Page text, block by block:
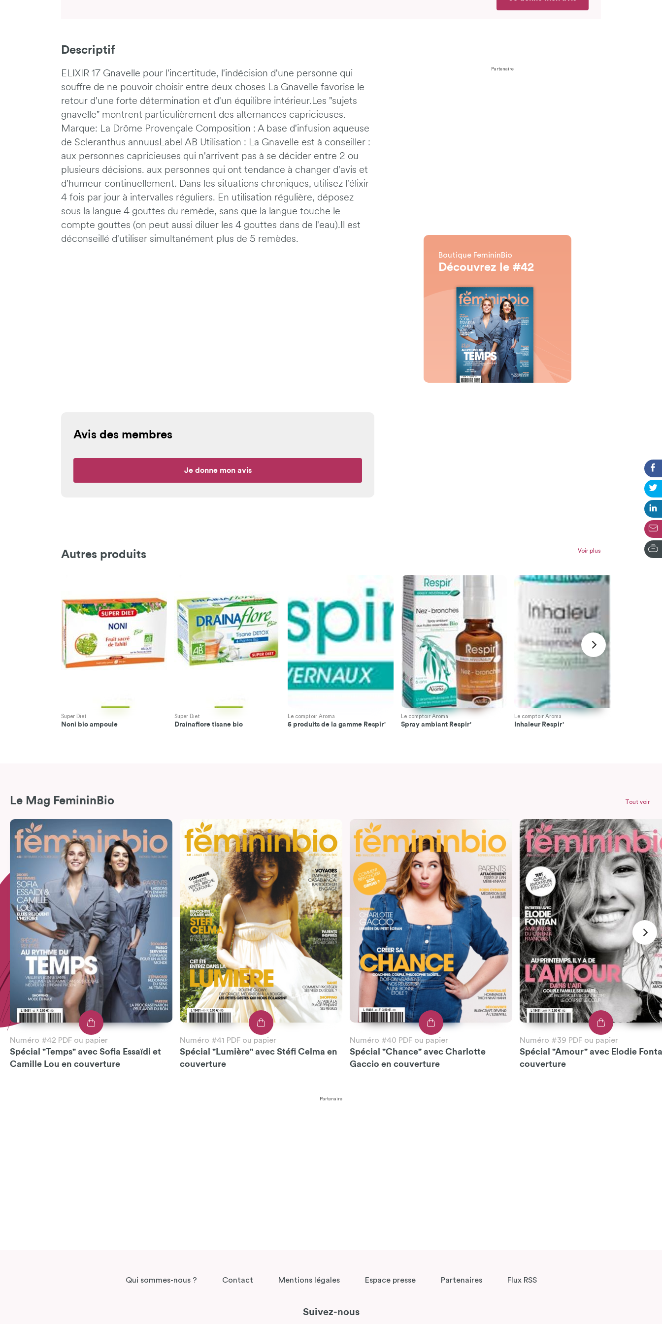
Partenaire
Boutique FemininBio
Découvrez le #42
Descriptif
ELIXIR 17 Gnavelle pour l'incertitude, l'indécision d'une personne qui
souffre de ne pouvoir choisir entre deux choses La Gnavelle favorise le
retour d'une forte détermination et d'un équilibre intérieur.Les "sujets
gnavelle" montrent particulièrement des alternances capricieuses.
Marque: La Drôme Provençale Composition : A base d'infusion aqueuse
de Scleranthus annuusLabel AB Utilisation : La Gnavelle est à conseiller :
aux personnes capricieuses qui n'arrivent pas à se décider entre 2 ou
plusieurs décisions. aux personnes qui ont tendance à changer d'avis et
d'humeur continuellement. Dans les situations chroniques, utilisez l'élixir
4 fois par jour à intervalles réguliers. En utilisation régulière, déposez
sous la langue 4 gouttes du remède, sans que la langue touche le
compte gouttes (on peut aussi diluer les 4 gouttes dans de l'eau).Il est
déconseillé d'utiliser simultanément plus de 5 remèdes.
Avis des membres
Je donne mon avis
Autres produits Voir plus
Super Diet
Noni bio ampoule
Super Diet
Drainaflore tisane bio
Le comptoir Aroma
5 produits de la gamme Respir'
Le comptoir Aroma
Spray ambiant Respir'
Le comptoir Aroma
Inhaleur Respir'
Le Mag FemininBio
Numéro #42 PDF ou papier
Spécial "Temps" avec Sofia Essaïdi et
Camille Lou en couverture
Numéro #41 PDF ou papier
Spécial "Lumière" avec Stéfi Celma en
couverture
Numéro #40 PDF ou papier
Spécial "Chance" avec Charlotte
Gaccio en couverture
Numéro #39 PDF ou papier
Spécial "Amour" avec Elodie
couverture
Tout voir
Partenaire
Qui sommes-nous ? Contact Mentions légales Espace presse Partenaires Flux RSS
Suivez-nous